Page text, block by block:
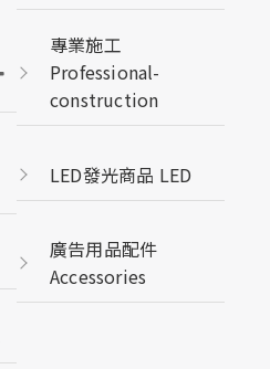
專業施工
Professional-
construction
LED發光商品 LED
廣告用品配件
Accessories